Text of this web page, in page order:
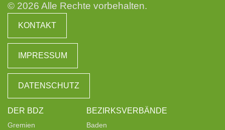
© 2026 Alle Rechte vorbehalten.
KONTAKT
IMPRESSUM
DATENSCHUTZ
DER BDZ
Gremien
BEZIRKSVERBÄNDE
Baden